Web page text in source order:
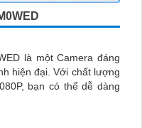
là một Camera đáng
chất lượng
bạn có thể dễ dàng